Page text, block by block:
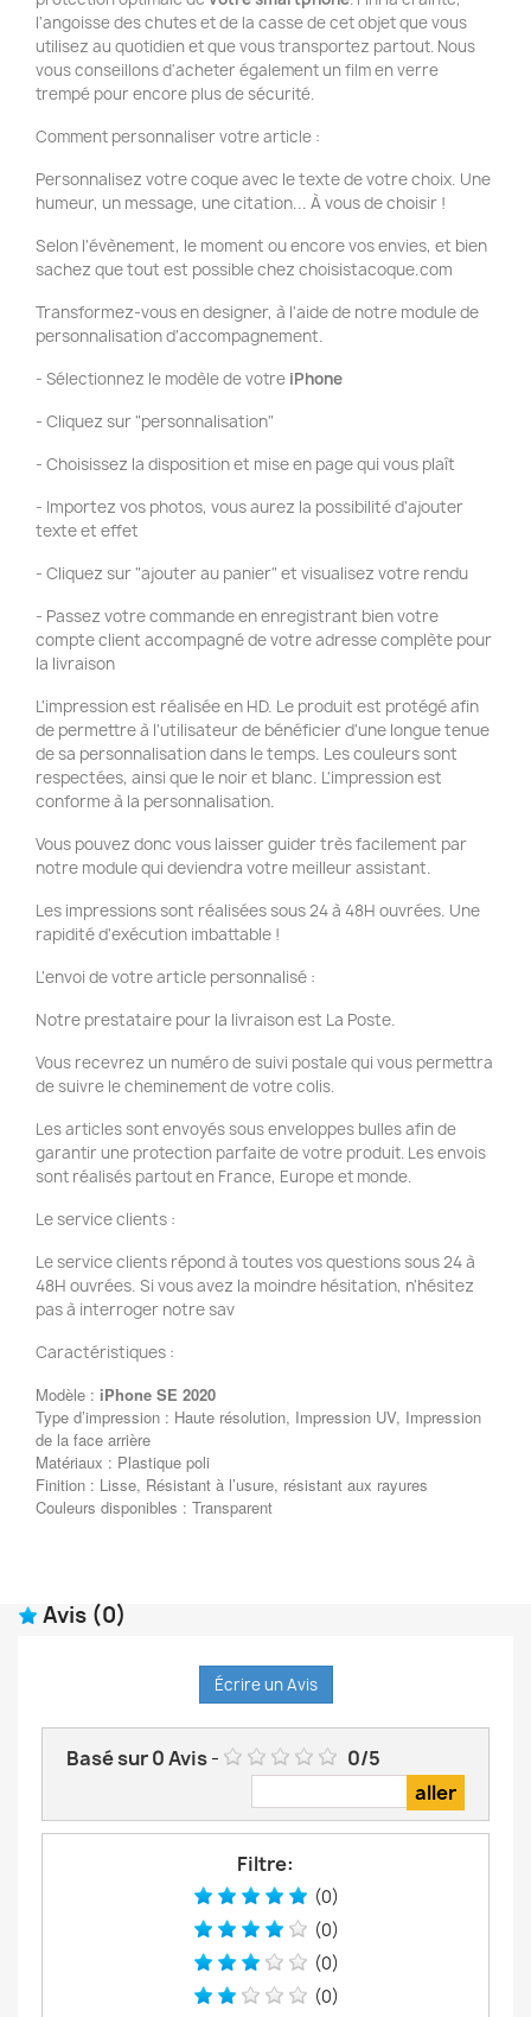
l'angoisse des chutes et de la casse de cet objet que vous
utilisez au quotidien et que vous transportez partout. Nous
vous conseillons d'acheter également un film en verre
trempé pour encore plus de sécurité.
Comment personnaliser votre article :
Personnalisez votre coque avec le texte de votre choix. Une
humeur, un message, une citation... À vous de choisir !
Selon l'évènement, le moment ou encore vos envies, et bien
sachez que tout est possible chez choisistacoque.com
Transformez-vous en designer, à l'aide de notre module de
personnalisation d'accompagnement.
- Sélectionnez le modèle de votre iPhone
- Cliquez sur "personnalisation"
- Choisissez la disposition et mise en page qui vous plaît
- Importez vos photos, vous aurez la possibilité d'ajouter
texte et effet
- Cliquez sur "ajouter au panier" et visualisez votre rendu
- Passez votre commande en enregistrant bien votre
compte client accompagné de votre adresse complète pour
la livraison
L'impression est réalisée en HD. Le produit est protégé afin
de permettre à l'utilisateur de bénéficier d'une longue tenue
de sa personnalisation dans le temps. Les couleurs sont
respectées, ainsi que le noir et blanc. L'impression est
conforme à la personnalisation.
Vous pouvez donc vous laisser guider très facilement par
notre module qui deviendra votre meilleur assistant.
Les impressions sont réalisées sous 24 à 48H ouvrées. Une
rapidité d'exécution imbattable !
L'envoi de votre article personnalisé :
Notre prestataire pour la livraison est La Poste.
Vous recevrez un numéro de suivi postale qui vous permettra
de suivre le cheminement de votre colis.
Les articles sont envoyés sous enveloppes bulles afin de
garantir une protection parfaite de votre produit. Les envois
sont réalisés partout en France, Europe et monde.
Le service clients :
Le service clients répond à toutes vos questions sous 24 à
48H ouvrées. Si vous avez la moindre hésitation, n'hésitez
pas à interroger notre sav
Caractéristiques :
Modèle : iPhone SE 2020
Type d’impression : Haute résolution, Impression UV, Impression
de la face arrière
Matériaux : Plastique poli
Finition : Lisse, Résistant à l’usure, résistant aux rayures
Couleurs disponibles : Transparent
Avis (0)
Écrire un Avis
Basé sur0Avis- 0/5
Filtre:
(0)
(0)
(0)
(0)